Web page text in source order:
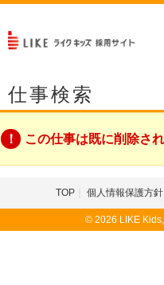
仕事検索
この仕事は既に削除さ
TOP 個人情報保護方針
© 2026 LIKE